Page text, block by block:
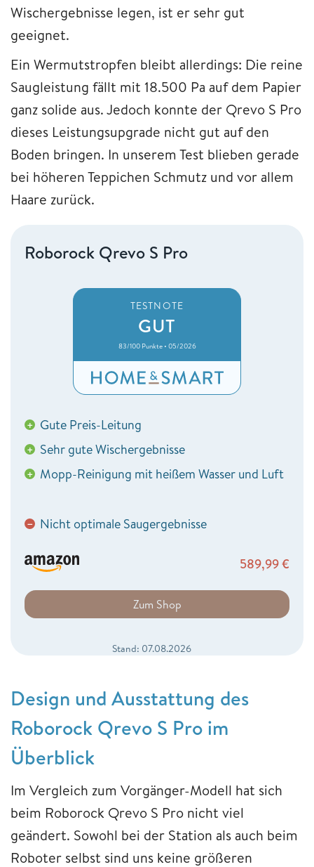
Wischergebnisse legen, ist er sehr gut
geeignet.
Ein Wermutstropfen bleibt allerdings: Die reine
Saugleistung fällt mit 18.500 Pa auf dem Papier
ganz solide aus. Jedoch konnte der Qrevo S Pro
dieses Leistungsupgrade nicht gut auf den
Boden bringen. In unserem Test blieben gerade
bei höheren Teppichen Schmutz und vor allem
Haare zurück.
Roborock Qrevo S Pro
TESTNOTE
GUT
83/100 Punkte • 05/2026
+ Gute Preis-Leitung
+ Sehr gute Wischergebnisse
+ Mopp-Reinigung mit heißem Wasser und Luft
− Nicht optimale Saugergebnisse
589,99€
Zum Shop
Stand: 07.08.2026
Design und Ausstattung des
Roborock Qrevo S Pro im
Überblick
Im Vergleich zum Vorgänger-Modell hat sich
beim Roborock Qrevo S Pro nicht viel
geändert. Sowohl bei der Station als auch beim
Roboter selbst sind uns keine größeren